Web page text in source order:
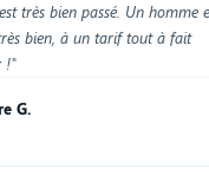
très bien passé. Un homme
bien, à un tarif tout à fait
!"
G.